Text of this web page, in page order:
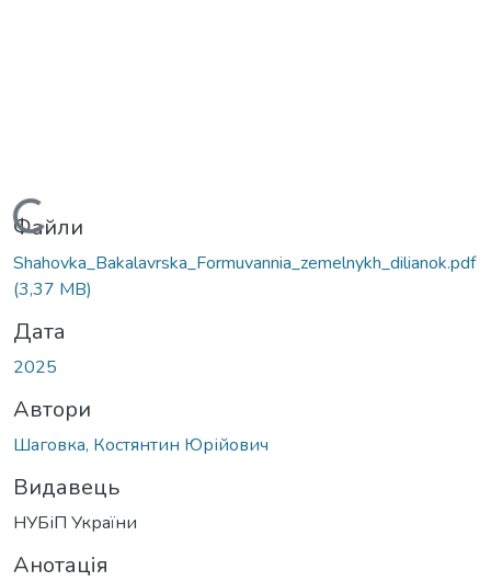
Вантажиться...
Файли
Shahovka_Bakalavrska_Formuvannia_zemelnykh_dilianok.pdf
(3,37 MB)
Дата
2025
Автори
Шаговка, Костянтин Юрійович
Видавець
НУБіП України
Анотація